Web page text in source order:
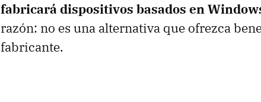
fabricará dispositivos basados en
razón: no es una alternativa que ofrezca
fabricante.